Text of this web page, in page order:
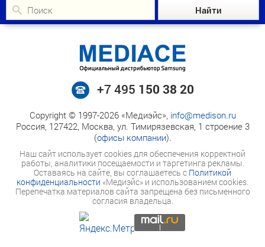
+7 495 150 38 20
Copyright © 1997-2026 «Медиэйс», info@medison.ru
Россия, 127422, Москва, ул. Тимирязевская, 1 строение 3
(офисы компании).
Наш сайт использует cookies для обеспечения корректной
работы, аналитики посещаемости и таргетинга рекламы.
Оставаясь на сайте, вы соглашаетесь с Политикой
конфиденциальности «Медиэйс» и использованием cookies.
Перепечатка материалов сайта запрещена без письменного
согласия владельца.